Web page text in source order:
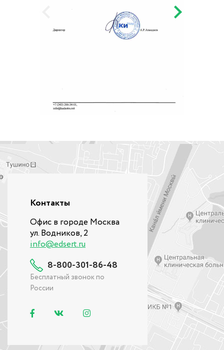
Контакты
Офис в городе Москва
ул. Водников, 2
info@edsert.ru
8-800-301-86-48
Бесплатный звонок по
России